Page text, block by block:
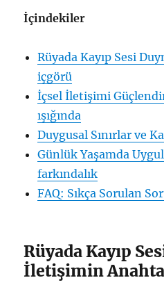
İçindekiler
Rüyada Kayıp Sesi
içgörü
İçsel İletişimi
ışığında
Duygusal Sınırlar ve
Günlük Yaşamda
farkındalık
FAQ: Sıkça Sorulan
Rüyada Kayıp
İletişimin